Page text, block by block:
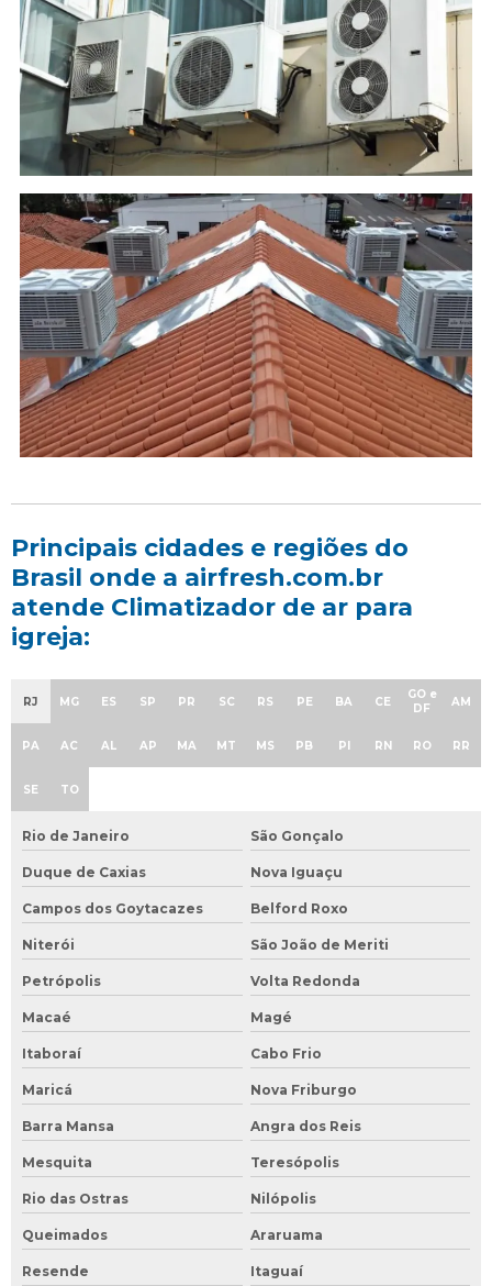
Principais cidades e regiões do
Brasil onde a airfresh.com.br
atende Climatizador de ar para
igreja:
RJ MG ES SP PR SC RS PE BA CE
GO e
DF
AM
PA AC AL AP MA MT MS PB PI RN RO RR
SE TO
Rio de Janeiro São Gonçalo
Duque de Caxias Nova Iguaçu
Campos dos Goytacazes Belford Roxo
Niterói São João de Meriti
Petrópolis Volta Redonda
Macaé Magé
Itaboraí Cabo Frio
Maricá Nova Friburgo
Barra Mansa Angra dos Reis
Mesquita Teresópolis
Rio das Ostras Nilópolis
Queimados Araruama
Resende Itaguaí